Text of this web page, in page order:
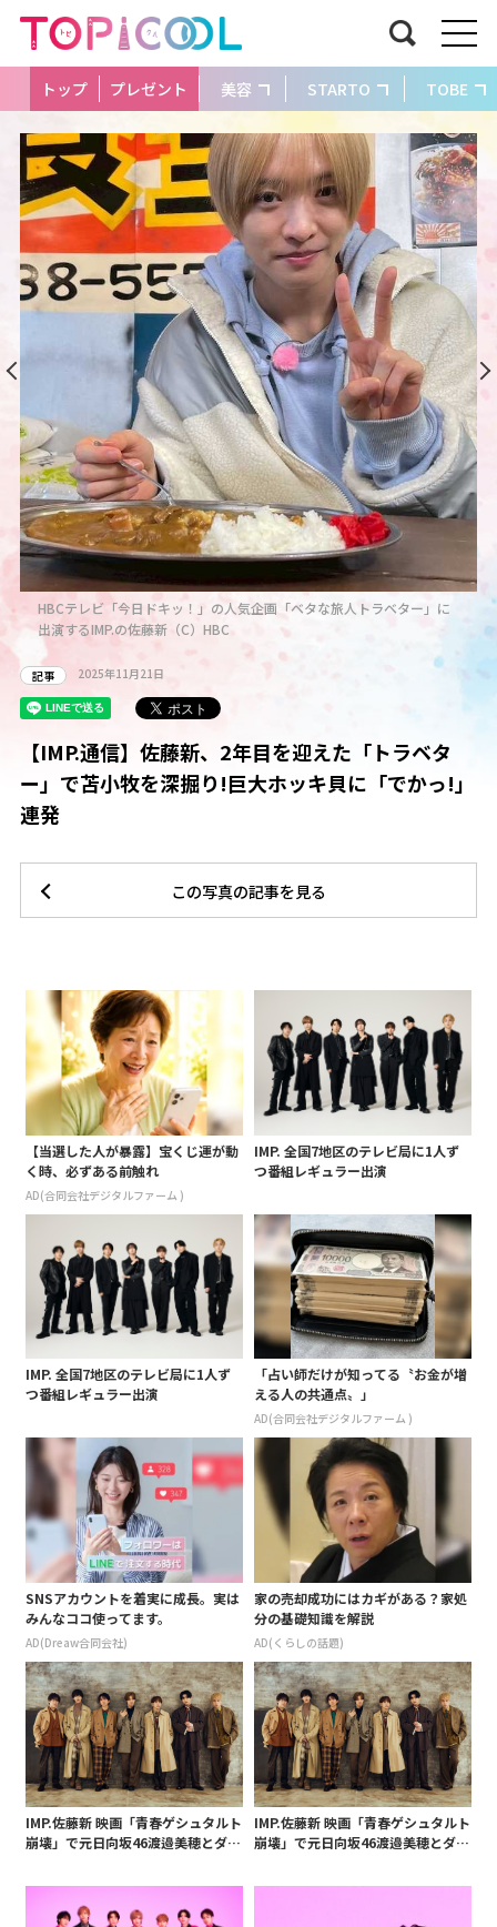
トップ プレゼント 美容 STARTO TOBE
HBCテレビ「今日ドキッ！」の人気企画「ベタな旅人トラベター」に
出演するIMP.の佐藤新（C）HBC
記事 2025年11月21日
【IMP.通信】佐藤新、2年目を迎えた「トラベタ
ー」で苫小牧を深掘り!巨大ホッキ貝に「でかっ!」
連発
この写真の記事を見る
【当選した人が暴露】宝くじ運が動
く時、必ずある前触れ
AD(合同会社デジタルファーム )
IMP. 全国7地区のテレビ局に1人ず
つ番組レギュラー出演
IMP. 全国7地区のテレビ局に1人ず
つ番組レギュラー出演
「占い師だけが知ってる〝お金が増
える人の共通点〟」
AD(合同会社デジタルファーム )
SNSアカウントを着実に成長。実は
みんなココ使ってます。
AD(Dreaw合同会社)
家の売却成功にはカギがある？家処
分の基礎知識を解説
AD(くらしの話題)
IMP.佐藤新 映画「青春ゲシュタルト
崩壊」で元日向坂46渡邉美穂とダブ
IMP.佐藤新 映画「青春ゲシュタルト
崩壊」で元日向坂46渡邉美穂とダブ